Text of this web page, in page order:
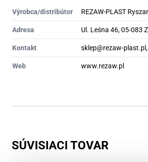
Výrobca/distribútor REZAW-PLAST
Adresa Ul. Leśna 46, 05-083
Kontakt sklep@rezaw-
Web www.rezaw.pl
SÚVISIACI TOVAR